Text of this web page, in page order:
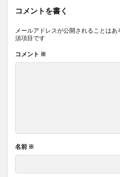
コメントを書く
メールアドレスが公開されることはあ
須項目です
コメント ※
名前 ※